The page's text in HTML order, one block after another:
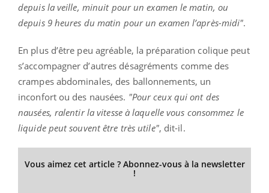
depuis la veille, minuit pour un examen le matin, ou
depuis 9 heures du matin pour un examen l’après-midi".
En plus d’être peu agréable, la préparation colique peut
s’accompagner d’autres désagréments comme des
crampes abdominales, des ballonnements, un
inconfort ou des nausées. "Pour ceux qui ont des
nausées, ralentir la vitesse à laquelle vous consommez le
liquide peut souvent être très utile", dit-il.
Vous aimez cet article ? Abonnez-vous à la newsletter
!